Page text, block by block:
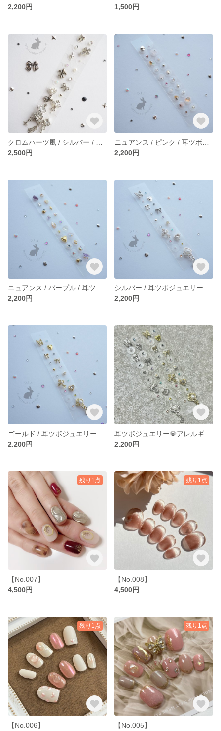
2,200円
1,500円
2,500円
2,200円
2,200円
シルバー / 耳ツボジュエリー
2,200円
ゴールド / 耳ツボジュエリー
2,200円
2,200円
残り1点
【No.007】
4,500円
残り1点
【No.008】
4,500円
残り1点
【No.006】
残り1点
【No.005】